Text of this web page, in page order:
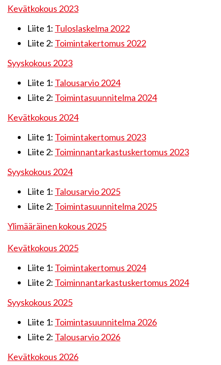
Kevätkokous 2023
Liite 1: Tuloslaskelma 2022
Liite 2: Toimintakertomus 2022
Syyskokous 2023
Liite 1: Talousarvio 2024
Liite 2: Toimintasuunnitelma 2024
Kevätkokous 2024
Liite 1: Toimintakertomus 2023
Liite 2: Toiminnantarkastuskertomus 2023
Syyskokous 2024
Liite 1: Talousarvio 2025
Liite 2: Toimintasuunnitelma 2025
Ylimääräinen kokous 2025
Kevätkokous 2025
Liite 1: Toimintakertomus 2024
Liite 2: Toiminnantarkastuskertomus 2024
Syyskokous 2025
Liite 1: Toimintasuunnitelma 2026
Liite 2: Talousarvio 2026
Kevätkokous 2026